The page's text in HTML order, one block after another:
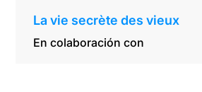
La vie secrète des vieux
En colaboración con